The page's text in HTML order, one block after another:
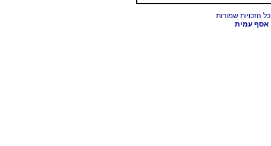
אסף עמית